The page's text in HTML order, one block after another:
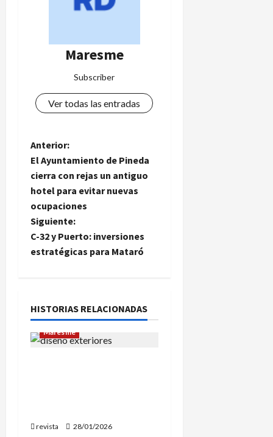
Maresme
Subscriber
Ver todas las entradas
N
a
v
e
g
c
i
e
Anterior:
El Ayuntamiento de Pineda
cierra con rejas un antiguo
hotel para evitar nuevas
ocupaciones
Siguiente:
C-32 y Puerto: inversiones
estratégicas para Mataró
HISTORIAS RELACIONADAS
Maresme
revista
28/01/2026